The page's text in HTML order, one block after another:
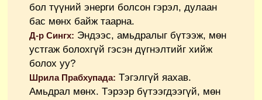
бол түүний энерги болсон гэрэл, дулаан
бас мөнх байж таарна.
Д-р Сингх: Эндээс, амьдралыг бүтээж, мөн
устгаж болохгүй гэсэн дүгнэлтийг хийж
болох уу?
Шрила Прабхупада: Тэгэлгүй яахав.
Амьдрал мөнх. Тэрээр бүтээгдээгүй, мөн